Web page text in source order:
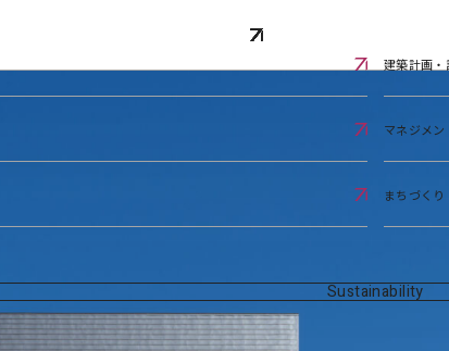
建築計画
マネジメ
まちづくり
Sustainability